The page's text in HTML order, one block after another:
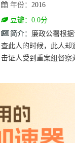
年份： 2016
豆瓣：0.0分
简介： 廉政公署根
查此人的时候，此人却
击证人受到重案组督察